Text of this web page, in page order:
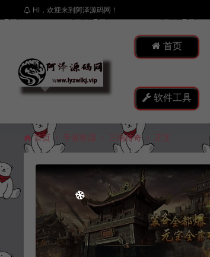
HI，欢迎来到阿泽源码网！
首页
软件工具
首页 手游资源 三端传奇 正文